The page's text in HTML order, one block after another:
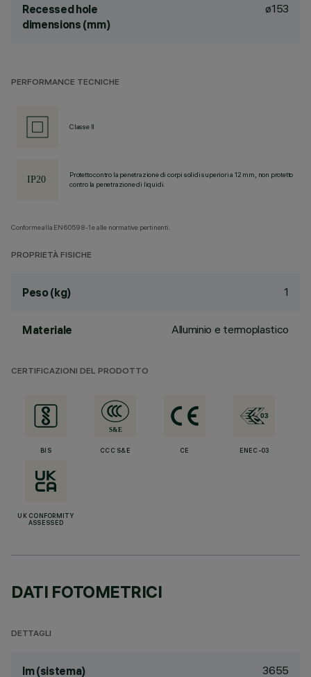
Recessed hole
dimensions (mm)
ø153
PERFORMANCE TECNICHE
Classe II
Protetto contro la penetrazione di corpi solidi superiori a 12 mm, non protetto
contro la penetrazione di liquidi.
Conforme alla EN60598-1 e alle normative pertinenti.
PROPRIETÀ FISICHE
Peso (kg) 1
Materiale Alluminio e termoplastico
CERTIFICAZIONI DEL PRODOTTO
BIS CCC S&E CE ENEC-03
UK CONFORMITY
ASSESSED
DATI FOTOMETRICI
DETTAGLI
lm (sistema) 3655